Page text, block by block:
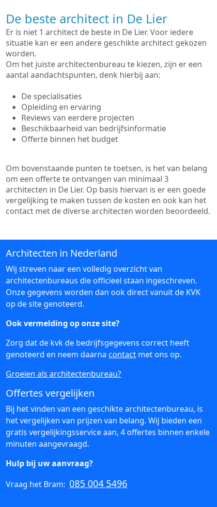
De beste architect in De Lier
Er is niet 1 architect de beste in De Lier. Voor iedere
situatie kan er een andere geschikte architect gekozen
worden.
Om het juiste architectenbureau te kiezen, zijn er een
aantal aandachtspunten, denk hierbij aan:
De specialisaties
Opleiding en ervaring
Reviews van eerdere projecten
Beschikbaarheid van bedrijfsinformatie
Offerte binnen het budget
Om bovenstaande punten te toetsen, is het van belang
om een offerte te ontvangen van minimaal 3
architecten in De Lier. Op basis hiervan is er een goede
vergelijking te maken tussen de kosten en ook kan het
contact met de diverse architecten worden beoordeeld.
Architecten in Nederland
Wij streven naar een volledig overzicht van
architectenbureaus die officieel staan ingeschreven.
Onze gegevens worden dan ook direct vanuit de KVK
op de site genoteerd.
Ook vermelding op onze site?
Zorg dat de kvk de bedrijfsgegevens correct heeft
genoteerd en neem daarna contact met ons op.
Groeien als architectenbureau?
Offertes vergelijken
Bij het vinden van een geschikte architectenbureau, is
het vergelijken van prijzen van belang. Wij bieden een
gratis vergelijkingsservice aan, 4 offertes binnen enkele
minuten aangevraagd.
Hulp bij uw aanvraag?
Vraag het Bram: 085 004 5496